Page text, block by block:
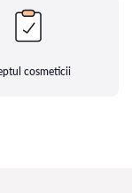
cosmeticii